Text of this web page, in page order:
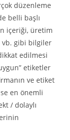
düzenleme
belli başlı
içeriği, üretim
vb. gibi bilgiler
edilmesi
etiketler
ve etiket
en önemli
/ dolaylı